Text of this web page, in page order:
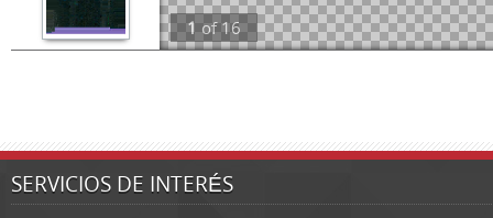
1 of 16
SERVICIOS DE INTERÉS